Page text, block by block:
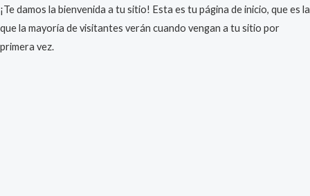
¡Te damos la bienvenida a tu sitio! Esta es tu página de inicio, que es la
que la mayoría de visitantes verán cuando vengan a tu sitio por
primera vez.